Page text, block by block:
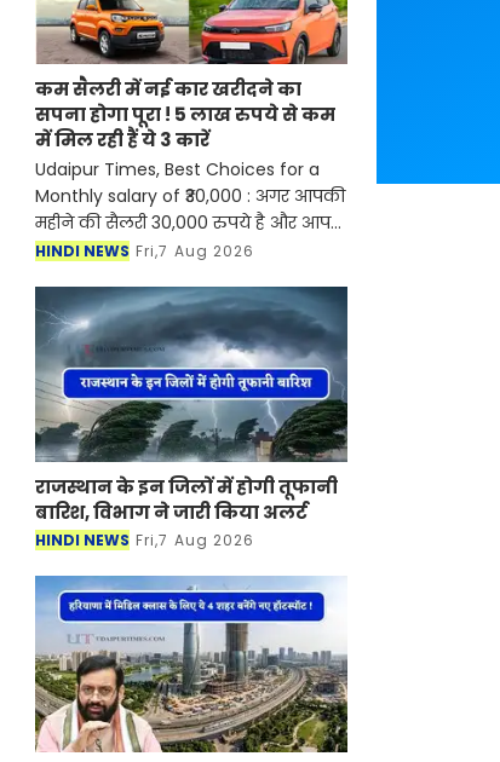
कम सैलरी में नई कार खरीदने का
सपना होगा पूरा ! 5 लाख रुपये से कम
में मिल रही हैं ये 3 कारें
Udaipur Times, Best Choices for a
Monthly salary of ₹30,000 : अगर आपकी
महीने की सैलरी 30,000 रुपये है और आप
नई कार खरीदने का सपना देख रहे हैं, तो अब
नहीं है। भारती
HINDI NEWS Fri,7 Aug 2026
राजस्थान के इन जिलों में होगी तूफानी
बारिश, विभाग ने जारी किया अलर्ट
HINDI NEWS Fri,7 Aug 2026